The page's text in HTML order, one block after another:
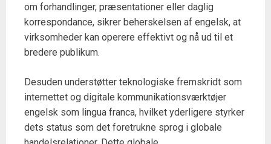
om forhandlinger, præsentationer eller daglig
korrespondance, sikrer beherskelsen af engelsk, at
virksomheder kan operere effektivt og nå ud til et
bredere publikum.
Desuden understøtter teknologiske fremskridt som
internettet og digitale kommunikationsværktøjer
engelsk som lingua franca, hvilket yderligere styrker
dets status som det foretrukne sprog i globale